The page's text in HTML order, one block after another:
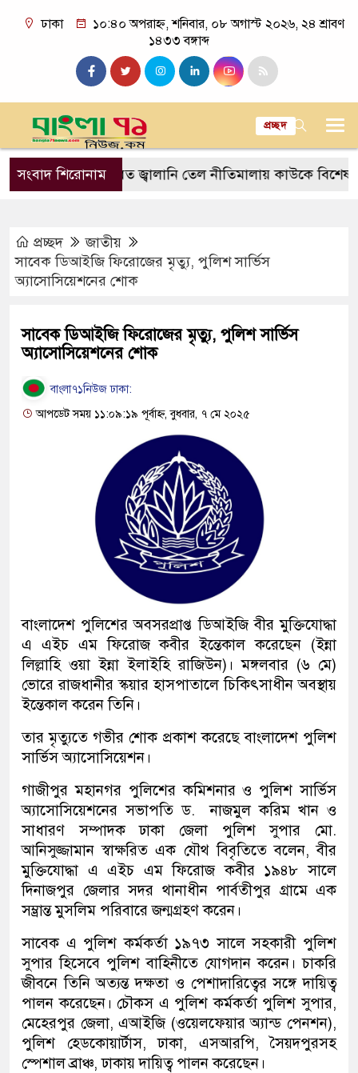
ঢাকা
১০:৪০ অপরাহ্ন, শনিবার, ০৮ অগাস্ট ২০২৬, ২৪ শ্রাবণ
১৪৩৩ বঙ্গাব্দ
প্রচ্ছদ
সংবাদ শিরোনাম
প্রস্তাবিত জ্বালানি তেল নীতিমালায় কাউকে বিশেষ সুবিধা
প্রচ্ছদ
জাতীয়
সাবেক ডিআইজি ফিরোজের মৃত্যু, পুলিশ সার্ভিস
অ্যাসোসিয়েশনের শোক
সাবেক ডিআইজি ফিরোজের মৃত্যু, পুলিশ সার্ভিস
অ্যাসোসিয়েশনের শোক
বাংলা৭১নিউজ ঢাকা:
আপডেট সময় ১১:০৯:১৯ পূর্বাহ্ন, বুধবার, ৭ মে ২০২৫
বাংলাদেশ পুলিশের অবসরপ্রাপ্ত ডিআইজি বীর মুক্তিযোদ্ধা
এ এইচ এম ফিরোজ কবীর ইন্তেকাল করেছেন (ইন্না
লিল্লাহি ওয়া ইন্না ইলাইহি রাজিউন)। মঙ্গলবার (৬ মে)
ভোরে রাজধানীর স্কয়ার হাসপাতালে চিকিৎসাধীন অবস্থায়
ইন্তেকাল করেন তিনি।
তার মৃত্যুতে গভীর শোক প্রকাশ করেছে বাংলাদেশ পুলিশ
সার্ভিস অ্যাসোসিয়েশন।
গাজীপুর মহানগর পুলিশের কমিশনার ও পুলিশ সার্ভিস
অ্যাসোসিয়েশনের সভাপতি ড. নাজমুল করিম খান ও
সাধারণ সম্পাদক ঢাকা জেলা পুলিশ সুপার মো.
আনিসুজ্জামান স্বাক্ষরিত এক যৌথ বিবৃতিতে বলেন, বীর
মুক্তিযোদ্ধা এ এইচ এম ফিরোজ কবীর ১৯৪৮ সালে
দিনাজপুর জেলার সদর থানাধীন পার্বতীপুর গ্রামে এক
সম্ভ্রান্ত মুসলিম পরিবারে জন্মগ্রহণ করেন।
সাবেক এ পুলিশ কর্মকর্তা ১৯৭৩ সালে সহকারী পুলিশ
সুপার হিসেবে পুলিশ বাহিনীতে যোগদান করেন। চাকরি
জীবনে তিনি অত্যন্ত দক্ষতা ও পেশাদারিত্বের সঙ্গে দায়িত্ব
পালন করেছেন। চৌকস এ পুলিশ কর্মকর্তা পুলিশ সুপার,
মেহেরপুর জেলা, এআইজি (ওয়েলফেয়ার অ্যান্ড পেনশন),
পুলিশ হেডকোয়ার্টাস, ঢাকা, এসআরপি, সৈয়দপুরসহ
স্পেশাল ব্রাঞ্চ, ঢাকায় দায়িত্ব পালন করেছেন।